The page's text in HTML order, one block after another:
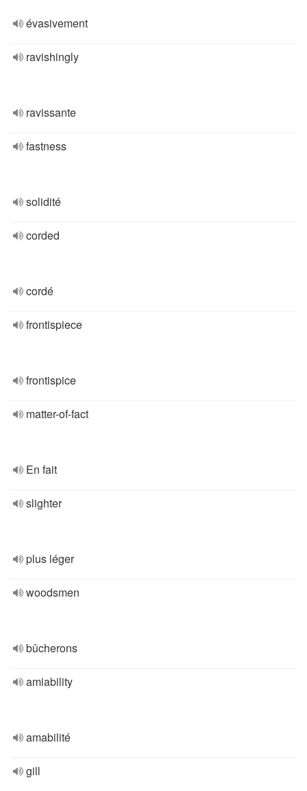
évasivement
ravishingly
ravissante
fastness
solidité
corded
cordé
frontispiece
frontispice
matter-of-fact
En fait
slighter
plus léger
woodsmen
bûcherons
amiability
amabilité
gill